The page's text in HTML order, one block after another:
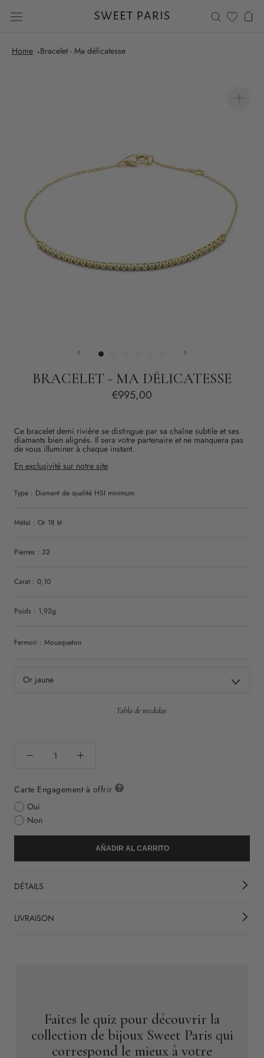
Home
Bracelet - Ma délicatesse
BRACELET - MA DÉLICATESSE
€995,00
Ce bracelet demi rivière se distingue par sa chaîne subtile et ses
diamants bien alignés. Il sera votre partenaire et ne manquera pas
de vous illuminer à chaque instant.
En exclusivité sur notre site
Type : Diamant de qualité HSI minimum
Métal : Or 18 kt
Pierres : 32
Carat : 0,10
Poids : 1,92g
Fermoir : Mousqueton
Or jaune
Tabla de medidas
Carte Engagement à offrir
Oui
Non
AÑADIR AL CARRITO
DÉTAILS
LIVRAISON
Faites le quiz pour découvrir la
collection de bijoux Sweet Paris qui
correspond le mieux à votre